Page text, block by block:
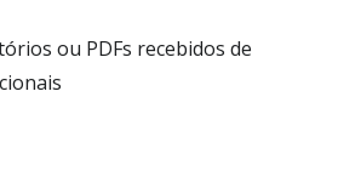
ou PDFs recebidos de